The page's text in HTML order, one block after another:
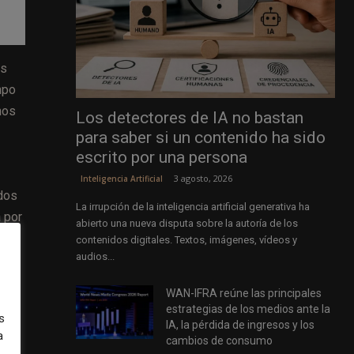
por
Los detectores de IA no bastan
para saber si un contenido ha sido
escrito por una persona
Inteligencia Artificial 3 agosto, 2026
La irrupción de la inteligencia artificial generativa ha
abierto una nueva disputa sobre la autoría de los
contenidos digitales. Textos, imágenes, vídeos y
audios...
WAN-IFRA reúne las principales
estrategias de los medios ante la
IA, la pérdida de ingresos y los
cambios de consumo